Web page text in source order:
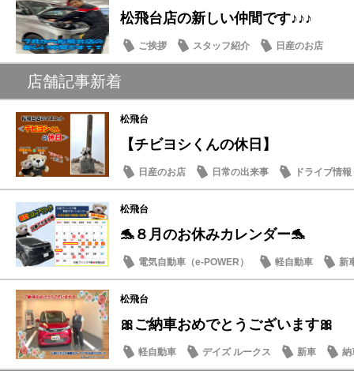
松飛台店の新しい仲間です♪♪♪
ご挨拶 スタッフ紹介 日産のお店
店舗記事新着
松飛台
【チビヨシくんの休日】
日産のお店 日常の出来事 ドライブ情報
松飛台
🐬８月のお休みカレンダー🐬
電気自動車（e-POWER） 軽自動車
新
日産のお店
松飛台
🎀ご納車おめでとうございます🎀
軽自動車 デイズ ルークス 新車 納